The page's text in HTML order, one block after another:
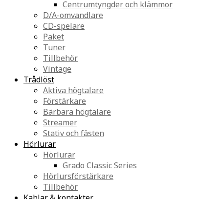
Centrumtyngder och klämmor
D/A-omvandlare
CD-spelare
Paket
Tuner
Tillbehör
Vintage
Trådlöst
Aktiva högtalare
Förstärkare
Bärbara högtalare
Streamer
Stativ och fästen
Hörlurar
Hörlurar
Grado Classic Series
Hörlursförstärkare
Tillbehör